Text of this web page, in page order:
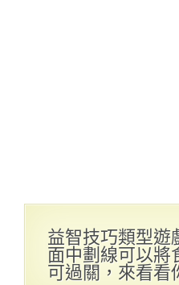
益智技巧類型遊
面中劃線可以將
可過關，來看看